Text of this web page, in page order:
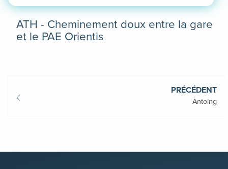
ATH - Cheminement doux entre la gare
et le PAE Orientis
PRÉCÉDENT
Antoing